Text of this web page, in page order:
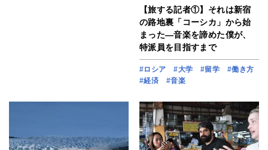
【旅する記者①】それは新宿
の路地裏「コーシカ」から始
まった―音楽を諦めた僕が、
特派員を目指すまで
#ロシア #大学 #留学
#働き方
#経済
#音楽